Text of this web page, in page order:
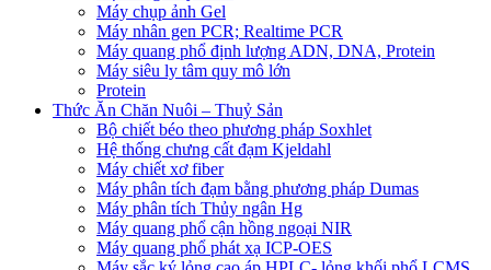
Máy chụp ảnh Gel
Máy nhân gen PCR; Realtime PCR
Máy quang phổ định lượng ADN, DNA, Protein
Máy siêu ly tâm quy mô lớn
Protein
Thức Ăn Chăn Nuôi – Thuỷ Sản
Bộ chiết béo theo phương pháp Soxhlet
Hệ thống chưng cất đạm Kjeldahl
Máy chiết xơ fiber
Máy phân tích đạm bằng phương pháp Dumas
Máy phân tích Thủy ngân Hg
Máy quang phổ cận hồng ngoại NIR
Máy quang phổ phát xạ ICP-OES